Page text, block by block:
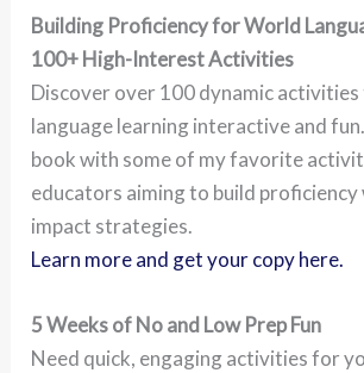
Building Proficiency for World
100+ High-Interest Activities
Discover over 100 dynamic
language learning interactive and
book with some of my favorite
educators aiming to build proficiency
impact strategies.
Learn more and get your copy here.
5 Weeks of No and Low Prep Fun
Need quick, engaging activities for